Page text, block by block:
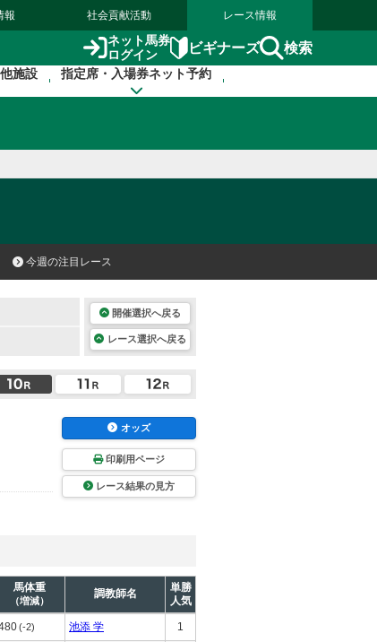
報 社会貢献活動 レース情報
ネット馬券
ログイン
ビギナーズ 検索
施設 指定席・入場券ネット予約
今週の注目レース
開催選択へ戻る
レース選択へ戻る
オッズ
印刷用ページ
レース結果の見方
馬体重
（増減）
調教師名
単勝
人気
(-2) 池添 学 1